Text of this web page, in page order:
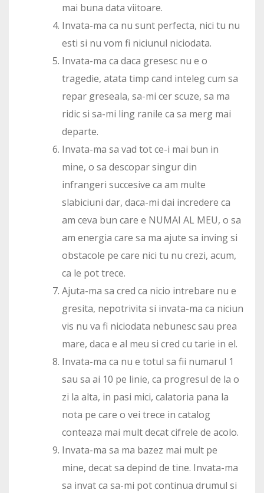
mai buna data viitoare.
Invata-ma ca nu sunt perfecta, nici tu nu
esti si nu vom fi niciunul niciodata.
Invata-ma ca daca gresesc nu e o
tragedie, atata timp cand inteleg cum sa
repar greseala, sa-mi cer scuze, sa ma
ridic si sa-mi ling ranile ca sa merg mai
departe.
Invata-ma sa vad tot ce-i mai bun in
mine, o sa descopar singur din
infrangeri succesive ca am multe
slabiciuni dar, daca-mi dai incredere ca
am ceva bun care e NUMAI AL MEU, o sa
am energia care sa ma ajute sa inving si
obstacole pe care nici tu nu crezi, acum,
ca le pot trece.
Ajuta-ma sa cred ca nicio intrebare nu e
gresita, nepotrivita si invata-ma ca niciun
vis nu va fi niciodata nebunesc sau prea
mare, daca e al meu si cred cu tarie in el.
Invata-ma ca nu e totul sa fii numarul 1
sau sa ai 10 pe linie, ca progresul de la o
zi la alta, in pasi mici, calatoria pana la
nota pe care o vei trece in catalog
conteaza mai mult decat cifrele de acolo.
Invata-ma sa ma bazez mai mult pe
mine, decat sa depind de tine. Invata-ma
sa invat ca sa-mi pot continua drumul si